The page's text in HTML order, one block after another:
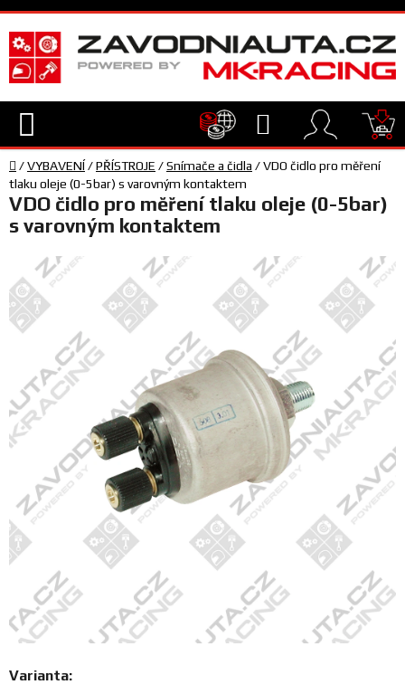
Přejít
na
obsah
Hledat
TECHNIKA
VYBAVENÍ
JEZDEC
TÝM
SERVIS
FANOUŠCI
Profil
firmy
Obchodní
podmínky
Doprava
Blog
Domů
/VYBAVENÍ/PŘÍSTROJE /Snímače a čidla /VDO čidlo pro měření
tlaku oleje (0-5bar) s varovným kontaktem
Varianta:
VDO čidlo pro měření tlaku oleje (0-5bar)
s varovným kontaktem